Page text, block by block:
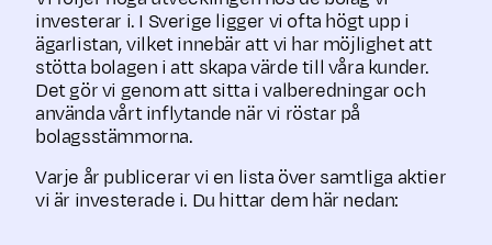
investerar i. I Sverige ligger vi ofta högt upp i
ägarlistan, vilket innebär att vi har möjlighet att
stötta bolagen i att skapa värde till våra kunder.
Det gör vi genom att sitta i valberedningar och
använda vårt inflytande när vi röstar på
bolagsstämmorna.
Varje år publicerar vi en lista över samtliga aktier
vi är investerade i. Du hittar dem här nedan: